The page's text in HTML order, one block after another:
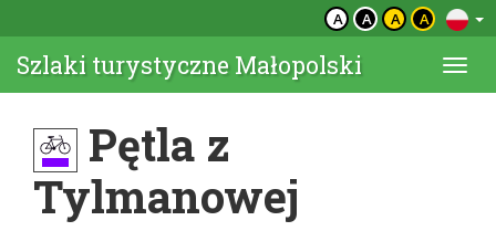
A A A A
Szlaki turystyczne Małopolski
Pętla z
Tylmanowej